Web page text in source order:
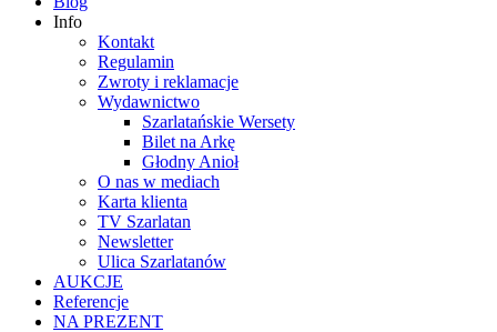
Info
Kontakt
Regulamin
Zwroty i reklamacje
Wydawnictwo
Szarlatańskie Wersety
Bilet na Arkę
Głodny Anioł
O nas w mediach
Karta klienta
TV Szarlatan
Newsletter
Ulica Szarlatanów
AUKCJE
Referencje
NA PREZENT